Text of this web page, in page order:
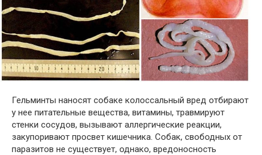
Гельминты наносят собаке колоссальный вред отбирают
у нее питательные вещества, витамины, травмируют
стенки сосудов, вызывают аллергические реакции,
закупоривают просвет кишечника. Собак, свободных от
паразитов не существует, однако, вредоносность